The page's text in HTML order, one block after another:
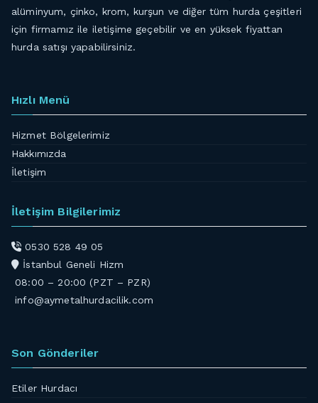
alüminyum, çinko, krom, kurşun ve diğer tüm hurda çeşitleri
için firmamız ile iletişime geçebilir ve en yüksek fiyattan
hurda satışı yapabilirsiniz.
Hızlı Menü
Hizmet Bölgelerimiz
Hakkımızda
İletişim
İletişim Bilgilerimiz
0530 528 49 05
İstanbul Geneli Hizm
08:00 – 20:00 (PZT – PZR)
info@aymetalhurdacilik.com
Son Gönderiler
Etiler Hurdacı